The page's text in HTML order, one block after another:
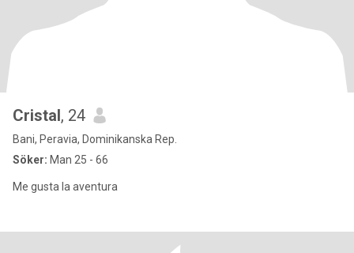
Cristal, 24
Bani, Peravia, Dominikanska Rep.
Söker: Man 25 - 66
Me gusta la aventura